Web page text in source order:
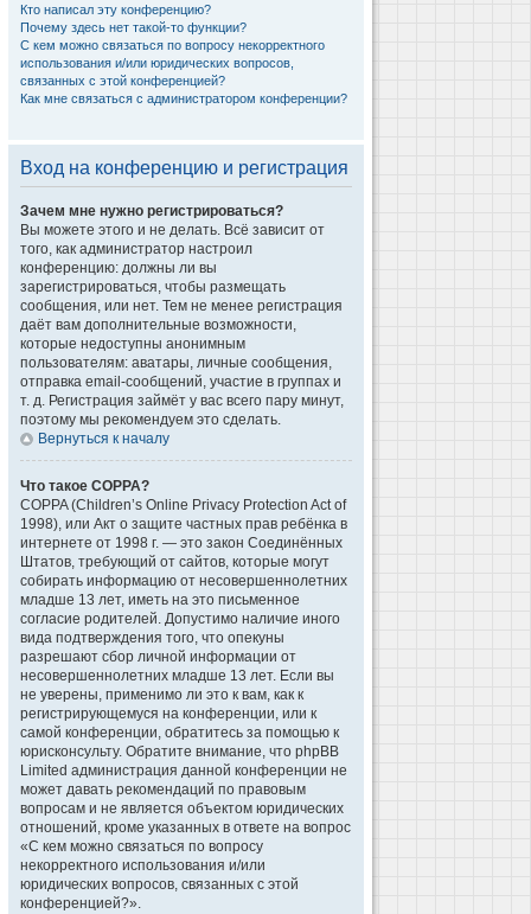
Кто написал эту конференцию?
Почему здесь нет такой-то функции?
С кем можно связаться по вопросу некорректного
использования и/или юридических вопросов,
связанных с этой конференцией?
Как мне связаться с администратором конференции?
Вход на конференцию и регистрация
Зачем мне нужно регистрироваться?
Вы можете этого и не делать. Всё зависит от
того, как администратор настроил
конференцию: должны ли вы
зарегистрироваться, чтобы размещать
сообщения, или нет. Тем не менее регистрация
даёт вам дополнительные возможности,
которые недоступны анонимным
пользователям: аватары, личные сообщения,
отправка email-сообщений, участие в группах и
т. д. Регистрация займёт у вас всего пару минут,
поэтому мы рекомендуем это сделать.
Вернуться к началу
Что такое COPPA?
COPPA (Children’s Online Privacy Protection Act of
1998), или Акт о защите частных прав ребёнка в
интернете от 1998 г. — это закон Соединённых
Штатов, требующий от сайтов, которые могут
собирать информацию от несовершеннолетних
младше 13 лет, иметь на это письменное
согласие родителей. Допустимо наличие иного
вида подтверждения того, что опекуны
разрешают сбор личной информации от
несовершеннолетних младше 13 лет. Если вы
не уверены, применимо ли это к вам, как к
регистрирующемуся на конференции, или к
самой конференции, обратитесь за помощью к
юрисконсульту. Обратите внимание, что phpBB
Limited администрация данной конференции не
может давать рекомендаций по правовым
вопросам и не является объектом юридических
отношений, кроме указанных в ответе на вопрос
«С кем можно связаться по вопросу
некорректного использования и/или
юридических вопросов, связанных с этой
конференцией?».